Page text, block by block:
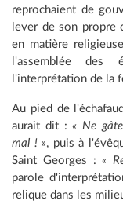
reprochaient de
lever de son propre
en matière
l'assemblée des
l'interprétation de la
Au pied de
aurait dit :« Ne
mal ! », puis à
Saint Georges :«
parole
relique dans les